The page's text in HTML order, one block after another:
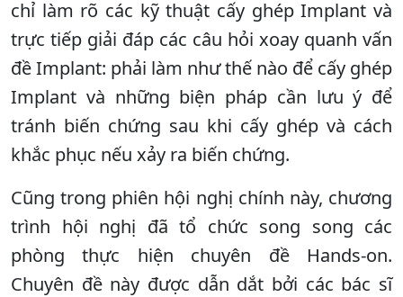
chỉ làm rõ các kỹ thuật cấy ghép Implant và
trực tiếp giải đáp các câu hỏi xoay quanh vấn
đề Implant: phải làm như thế nào để cấy ghép
Implant và những biện pháp cần lưu ý để
tránh biến chứng sau khi cấy ghép và cách
khắc phục nếu xảy ra biến chứng.
Cũng trong phiên hội nghị chính này, chương
trình hội nghị đã tổ chức song song các
phòng thực hiện chuyên đề Hands-on.
Chuyên đề này được dẫn dắt bởi các bác sĩ